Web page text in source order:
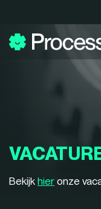
Bekijk hier onze